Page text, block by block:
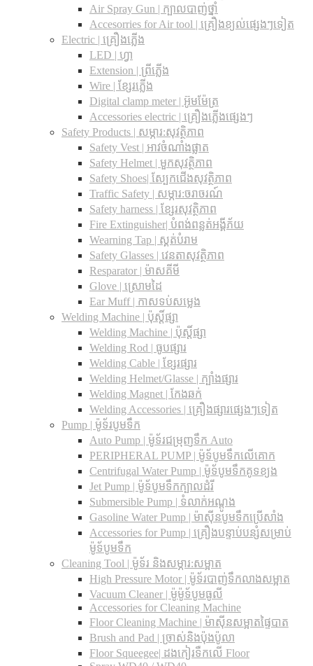
Air Spray Gun | ក្បាលបាញ់ថ្នាំ
Accesorries for Air tool | គ្រឿងខ្យល់ផ្សេងៗទៀត
Electric | គ្រឿងភ្លើង
LED | ហ្វា
Extension | ព្រីភ្លើង
Wire | ខ្សែរភ្លើង
Digital clamp meter | អ៊ូមម៉ែត្រ
Accessories electric | គ្រឿងភ្លើងផ្សេងៗ
Safety Products | សម្ភារ:សុវត្ថិភាព
Safety Vest | អាវចំណាំងផ្លាត
Safety Helmet | មួកសុវត្ថិភាព
Safety Shoes| ស្បែកជើងសុវត្ថិភាព
Traffic Safety​ | សម្ភារ:ចរាចរណ៍
Safety harness | ខ្សែរសុវត្ថិភាព
Fire Extinguisher| បំពង់ពន្លត់អង្គីភ័យ
Wearning Tap | ស្គត់បំរាម
Safety Glasses | វេនតាសុវត្ថិភាព
Resparator | ម៉ាសគីមី
Glove | ស្រោមដៃ
Ear Muff | កាសទប់សម្លេង
Welding Machine | ប៉ុស្តិ៍ផ្សា
Welding Machine | ប៉ុស្តិ៍ផ្សា
Welding Rod | ធូបផ្សារ
Welding Cable | ខ្សែរផ្សារ
Welding Helmet/Glasse | ក្បាំងផ្សារ
Welding Magnet | កែងឆក់
Welding Accessories | គ្រឿងផ្សារផ្សេងៗទៀត
Pump | ម៉ូទ័របូមទឹក
Auto Pump | ម៉ូទ័រជម្រុញទឹក Auto
PERIPHERAL PUMP | ម៉ូទ័បូមទឹកលើគោក
Centrifugal Water Pump | ម៉ូទ័បូមទឹកគូទខ្យង
Jet Pump | ម៉ូទ័បូមទឹកក្បាលដំរី
Submersible Pump | ទំលាក់អណ្តូង
Gasoline Water Pump | ម៉ាស៊ីនបូមទឹកប្រើសាំង
Accessories for Pump | គ្រឿងបន្ទាប់បន្សំសម្រាប់
ម៉ូទ័បូមទឹក
Cleaning Tool | ម៉ូទ័រ និងសម្ភារ:សម្អាត
High Pressure Motor | ម៉ូទ័របាញ់ទឹកលាងសម្អាត
Vacuum Cleaner | ម៉ូម៉ូទ័បូមធូលី
Accessories for Cleaning Machine
Floor Cleaning Machine | ម៉ាស៊ីនសម្អាតផ្ទៃបាត
Brush and Pad | ច្រាស់និងប៉ុងប៉ូលា
Floor Squeegee| ដងកៀរទឺកលើ Floor